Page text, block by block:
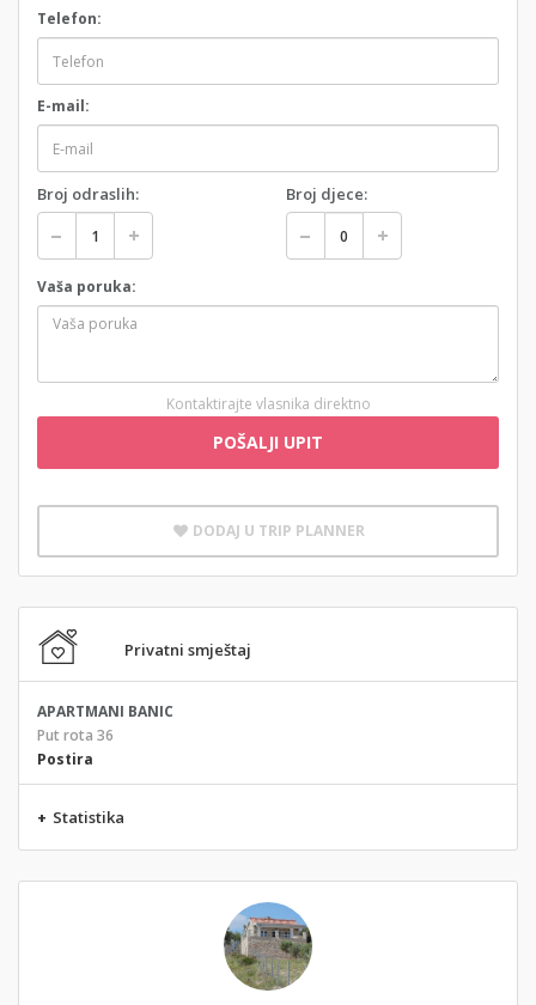
Telefon:
E-mail:
Broj odraslih: Broj djece:
Vaša poruka:
Kontaktirajte vlasnika direktno
POŠALJI UPIT
DODAJ U TRIP PLANNER
Privatni smještaj
APARTMANI BANIC
Put rota 36
Postira
+ Statistika